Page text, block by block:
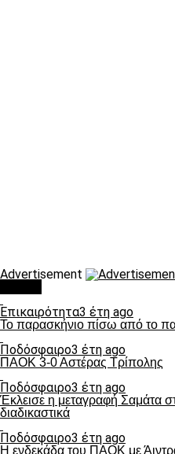
Advertisement
Επικαιρότητα3 έτη ago
Το παρασκήνιο πίσω από το
Ποδόσφαιρο3 έτη ago
ΠΑΟΚ 3-0 Αστέρας Τρίπολης
Ποδόσφαιρο3 έτη ago
Έκλεισε η μεταγραφή Σαμάτα
διαδικαστικά
Ποδόσφαιρο3 έτη ago
Η ενδεκάδα του ΠΑΟΚ με